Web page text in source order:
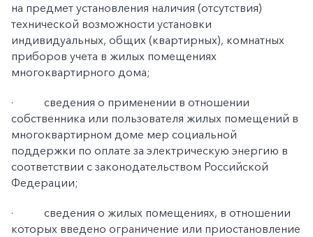
на предмет установления наличия (отсутствия)
технической возможности установки
индивидуальных, общих (квартирных), комнатных
приборов учета в жилых помещениях
многоквартирного дома;
·
сведения о применении в отношении
собственника или пользователя жилых помещений в
многоквартирном доме мер социальной
поддержки по оплате за электрическую энергию в
соответствии с законодательством Российской
Федерации;
·
сведения о жилых помещениях, в отношении
которых введено ограничение или приостановление